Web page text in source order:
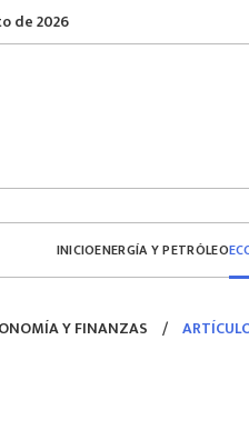
de 2026
INICIOENERGÍA Y PETRÓLEO
Y FINANZAS /